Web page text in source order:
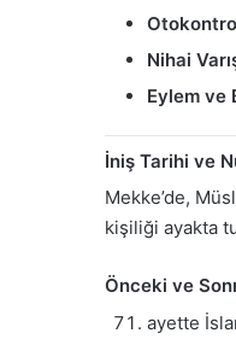
Nihai
Eylem ve
İniş Tarihi ve
Mekke’de,
kişiliği ayakta
Önceki ve
ayette